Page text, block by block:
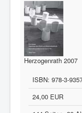
Herzogenrath 2007
ISBN: 978-3-
24,00 EUR